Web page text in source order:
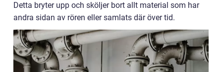
Detta bryter upp och sköljer bort allt material som har
andra sidan av rören eller samlats där över tid.